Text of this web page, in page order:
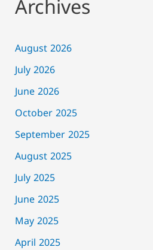
Archives
August 2026
July 2026
June 2026
October 2025
September 2025
August 2025
July 2025
June 2025
May 2025
April 2025